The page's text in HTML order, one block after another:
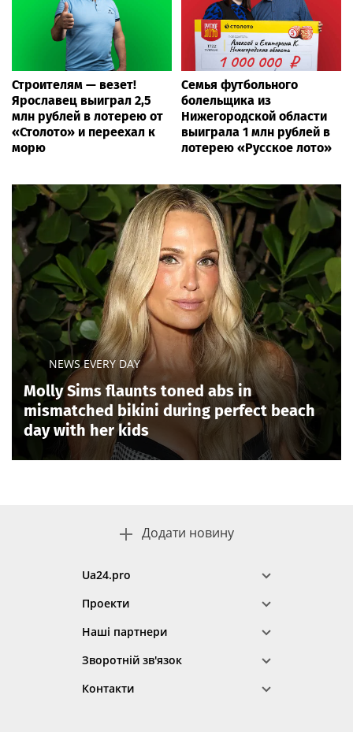
Строителям — везет!
Ярославец выиграл 2,5
млн рублей в лотерею от
«Столото» и переехал к
морю
Семья футбольного
болельщика из
Нижегородской области
выиграла 1 млн рублей в
лотерею «Русское лото»
NEWS EVERY DAY
Molly Sims flaunts toned abs in
mismatched bikini during perfect beach
day with her kids
Додати новину
Ua24.pro
Проекти
Наші партнери
Зворотній зв'язок
Контакти